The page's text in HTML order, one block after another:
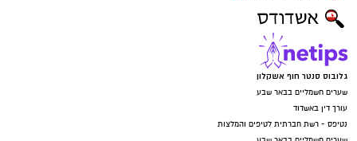
גלובוס סנטר חוף אשקלון
שערים חשמליים בבאר שבע
עורך דין באשדוד
נטיפס - רשת חברתית לטיפים והמלצות